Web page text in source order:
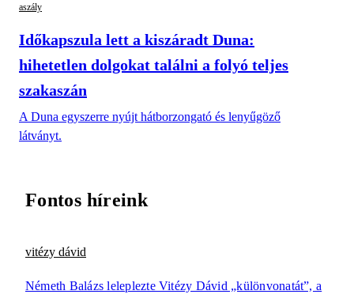
aszály
Időkapszula lett a kiszáradt Duna:
hihetetlen dolgokat találni a folyó teljes
szakaszán
A Duna egyszerre nyújt hátborzongató és lenyűgöző
látványt.
Fontos híreink
vitézy dávid
Németh Balázs leleplezte Vitézy Dávid „különvonatát”, a